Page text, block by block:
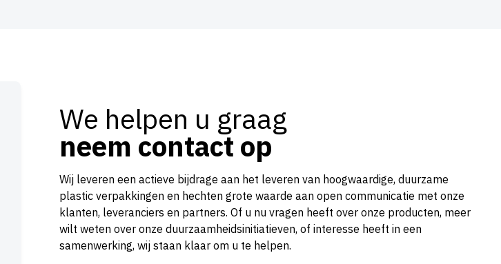
We helpen u graag
neem contact op
Wij leveren een actieve bijdrage aan het leveren van hoogwaardige, duurzame
plastic verpakkingen en hechten grote waarde aan open communicatie met onze
klanten, leveranciers en partners. Of u nu vragen heeft over onze producten, meer
wilt weten over onze duurzaamheidsinitiatieven, of interesse heeft in een
samenwerking, wij staan klaar om u te helpen.